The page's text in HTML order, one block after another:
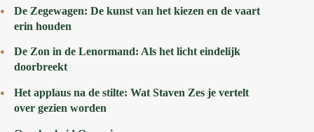
De Zegewagen: De kunst van het kiezen en de vaart
erin houden
De Zon in de Lenormand: Als het licht eindelijk
doorbreekt
Het applaus na de stilte: Wat Staven Zes je vertelt
over gezien worden